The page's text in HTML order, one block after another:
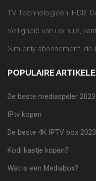
TV Technologieën: HDR,
Veiligheid van uw huis,
Sim only abonnement,
POPULAIRE
De beste mediaspeler 2023
IPtv kopen
De beste 4K IPTV box 2023
Kodi kastje kopen?
Wat is een Mediabox?